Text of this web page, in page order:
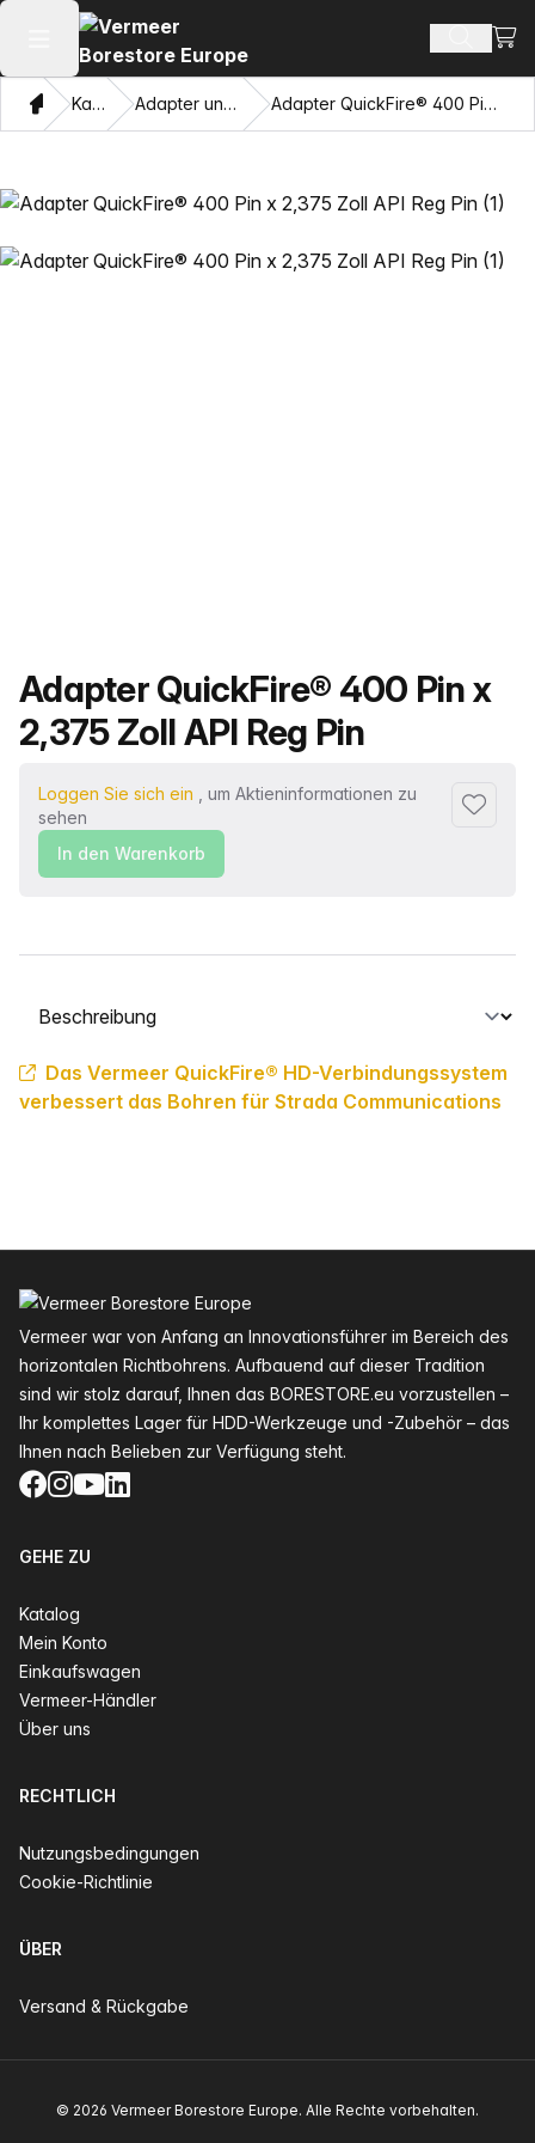
Hauptmenü öffnen
HeimKatalog Adapter und Ziehaugen Adapter QuickFire® 400 Pin x 2,375 Zoll API Reg Pin
Produktname
Adapter QuickFire® 400 Pin x
2,375 Zoll API Reg Pin
Loggen Sie sich ein , um Aktieninformationen zu
sehen
Zu
In den Warenkorb
Wählen Sie eine Registerkarte aus
Das Vermeer QuickFire® HD-Verbindungssystem
verbessert das Bohren für Strada Communications
Vermeer war von Anfang an Innovationsführer im Bereich des
horizontalen Richtbohrens. Aufbauend auf dieser Tradition
sind wir stolz darauf, Ihnen das BORESTORE.eu vorzustellen –
Ihr komplettes Lager für HDD-Werkzeuge und -Zubehör – das
Ihnen nach Belieben zur Verfügung steht.
Facebook
Instagram
YouTube
LinkedIn
GEHE ZU
Katalog
Mein Konto
Einkaufswagen
Vermeer-Händler
Über uns
RECHTLICH
Nutzungsbedingungen
Cookie-Richtlinie
ÜBER
Versand & Rückgabe
© 2026 Vermeer Borestore Europe. Alle Rechte vorbehalten.